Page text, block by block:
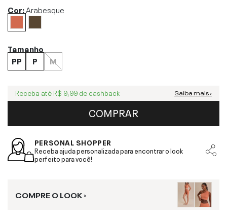
Cor:Arabesque
Tamanho
PP
P M
Receba até R$ 9,99 de cashback Saiba mais ›
COMPRAR
PERSONAL SHOPPER
Receba ajuda personalizada para encontrar o look
perfeito para você!
COMPRE O LOOK ›